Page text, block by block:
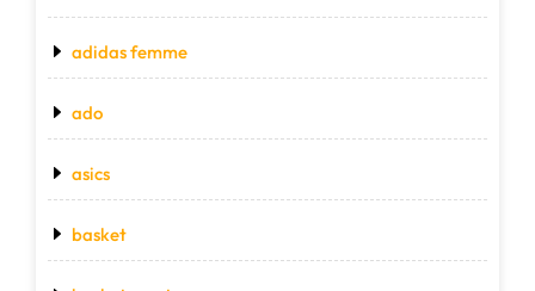
adidas femme
ado
asics
basket